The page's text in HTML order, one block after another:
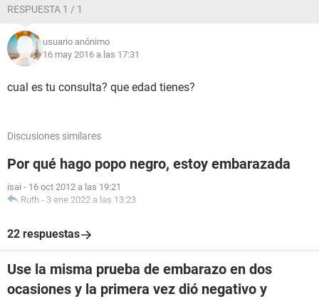
RESPUESTA 1 / 1
usuario anónimo
16 may 2016 a las 17:31
cual es tu consulta? que edad tienes?
Discusiones similares
Por qué hago popo negro, estoy embarazada
isai - 16 oct 2012 a las 19:21
Ruth - 3 ene 2022 a las 13:23
22 respuestas
Use la misma prueba de embarazo en dos
ocasiones y la primera vez dió negativo y